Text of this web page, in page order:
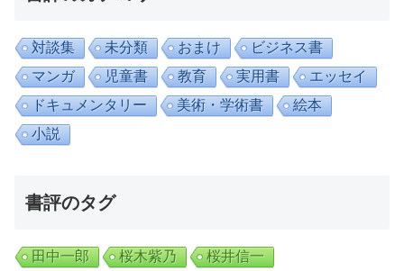
対談集 未分類 おまけ
ビジネス書
マンガ
児童書 教育 実用書
エッセイ
ドキュメンタリー
美術・学術書
絵本
小説
書評のタグ
田中一郎 桜木紫乃
桜井信一